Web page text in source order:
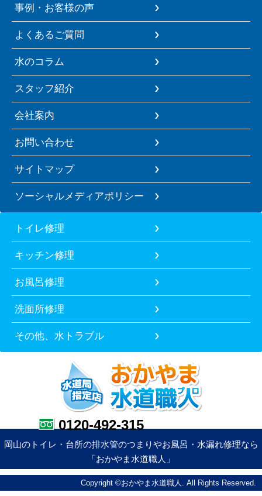
事例・お客様の声
よくあるご質問
水のコラム
スタッフ紹介
会社案内
お問い合わせ
サイトマップ
ソーシャルメディアポリシー
トイレ修理
キッチン修理
お風呂修理
洗面所修理
その他、水トラブル
0120-492-315
岡山のトイレ・台所の排水管のつまりやお風呂・水漏れ修理なら
「おかやま水道職人」
Copyright ©おかやま水道職人. All Rights Reserved.